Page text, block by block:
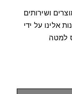
ושירותים
אלינו על ידי
למטה